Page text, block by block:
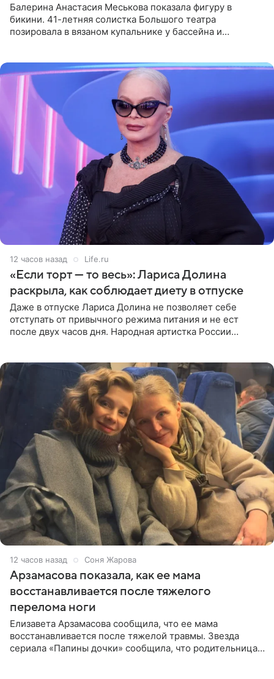
Балерина Анастасия Меськова показала фигуру в
бикини. 41-летняя солистка Большого театра
позировала в вязаном купальнике у бассейна и
12 часов назад Life.ru
«Если торт — то весь»: Лариса Долина
раскрыла, как соблюдает диету в отпуске
Даже в отпуске Лариса Долина не позволяет себе
отступать от привычного режима питания и не ест
после двух часов дня. Народная артистка России
12 часов назад Соня Жарова
Арзамасова показала, как ее мама
восстанавливается после тяжелого
перелома ноги
Елизавета Арзамасова сообщила, что ее мама
восстанавливается после тяжелой травмы. Звезда
сериала «Папины дочки» сообщила, что родительница